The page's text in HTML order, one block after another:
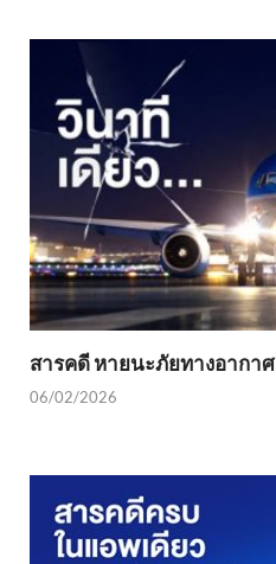
สารคดี หายนะภัยทางอากาศ
06/02/2026